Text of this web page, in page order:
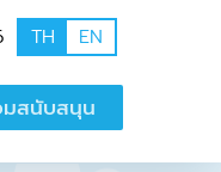
TH EN
มสนับสนุน